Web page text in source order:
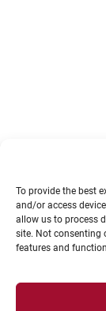
To provide the best
and/or access
allow us to process
site. Not consenting
features and